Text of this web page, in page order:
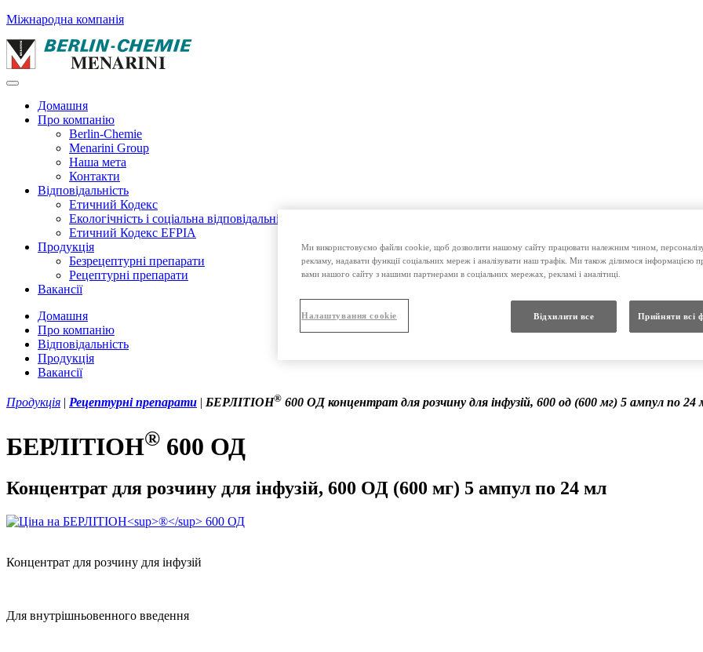
Міжнародна компанія
Домашня
Про компанію
Berlin-Chemie
Menarini Group
Наша мета
Контакти
Відповідальність
Етичний Кодекс
Екологічність і соціальна відповідальність
Етичний Кодекс EFPIA
Продукція
Безрецептурні препарати
Рецептурні препарати
Вакансії
Домашня
Про компанію
Відповідальність
Продукція
Вакансії
Продукція | Рецептурні препарати | БЕРЛІТІОН® 600 ОД концентрат для розчину для інфузій, 600 од (600 мг) 5 ампул по 24
БЕРЛІТІОН® 600 ОД
Концентрат для розчину для інфузій, 600 ОД (600 мг) 5 ампул по 24 мл
Концентрат для розчину для інфузій
Для внутрішньовенного введення
Ми використовуємо файли cookie, щоб дозволити нашому сайту працювати належним чином,
рекламу, надавати функції соціальних мереж і аналізувати наш трафік. Ми також ділимося інформацією
вами нашого сайту з нашими партнерами в соціальних мережах, рекламі і аналітиці.
Відхилити все Прийняти всі
Налаштування cookie